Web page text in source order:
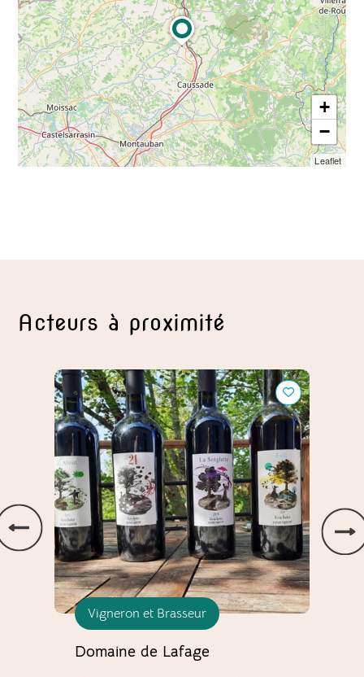
+
−
Leaflet
Acteurs à proximité
Vigneron et Brasseur
Domaine de Lafage
Domaine de Lafage